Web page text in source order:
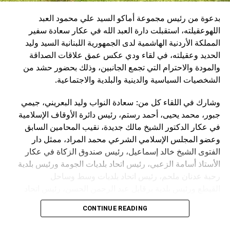
بدعوة من رئيس مجموعة أماكو السيد علي محمود العبد
اللهوعقيلته، استقبلت دارة العبد الله في عكار سعادة سفير
المملكة الأردنية الهاشمية لدى الجمهورية اللبنانية السيد وليد
الحديد وعقيلته، في لقاء ودي عكس عمق علاقات الصداقة
والمودة والاحترام التي تجمع الجانبين، وذلك بحضور حشد من
الشخصيات السياسية والدينية والبلدية والاجتماعية.
وشارك في اللقاء كل من: سعادة النواب وليد البعريني، جيمي
جبور، محمد يحيى، أحمد رستم، رئيس دائرة الأوقاف الإسلامية
في عكار الدكتور الشيخ مالك جديدة، نقيب المحامين السابق
وعضو المجلس الإسلامي الشرعي محمد المراد، ممثل دار
الفتوى الشيخ خالد إسماعيل، رئيس صندوق الزكاة في عكار
الأستاذ أسامة الزعبي، رئيس اتحاد بلديات الجومة ورئيس بلدية
رحبة عدنان ملحم، رئيس اتحاد بلديات وسط وساحل
بلديات نهر الاسطوان ورئيس بلدية الكويخات عمر الحايك، رئيسة
بلدية تكريت الدكتورة هلا العبدالله،رئيس بلدية القليعات الدكتور
CONTINUE READING